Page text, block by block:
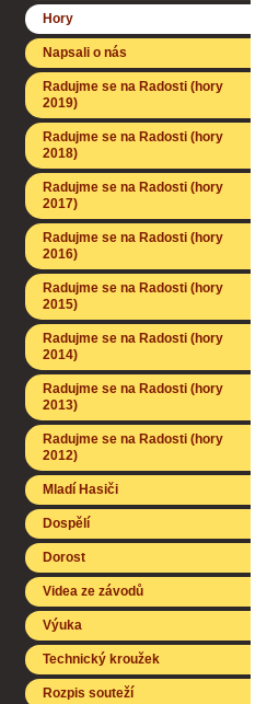
Hory
Napsali o nás
Radujme se na Radosti (hory
2019)
Radujme se na Radosti (hory
2018)
Radujme se na Radosti (hory
2017)
Radujme se na Radosti (hory
2016)
Radujme se na Radosti (hory
2015)
Radujme se na Radosti (hory
2014)
Radujme se na Radosti (hory
2013)
Radujme se na Radosti (hory
2012)
Mladí Hasiči
Dospělí
Dorost
Videa ze závodů
Výuka
Technický kroužek
Rozpis souteží